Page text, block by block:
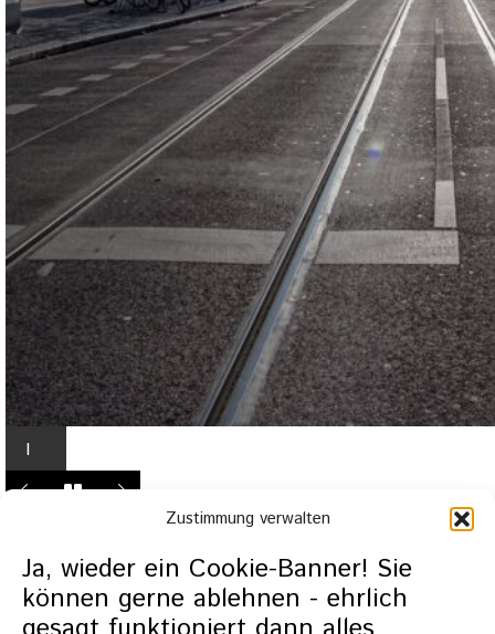
Zustimmung verwalten
Ja, wieder ein Cookie-Banner! Sie
können gerne ablehnen - ehrlich
I
n
g
h
t